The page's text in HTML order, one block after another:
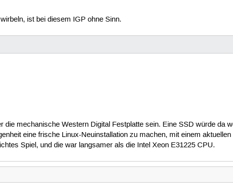
ist bei diesem IGP ohne Sinn.
mechanische Western Digital Festplatte sein. Eine SSD würde da
eine frische Linux-Neuinstallation zu machen, mit einem
Spiel, und die war langsamer als die Intel Xeon E31225 CPU.